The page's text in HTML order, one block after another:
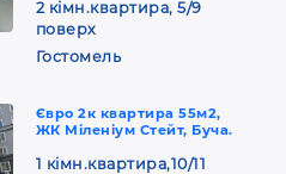
2 кімн.квартира, 5/9
поверх
Гостомель
Євро 2к квартира 55м2,
ЖК Міленіум Стейт, Буча.
1 кімн.квартира,10/11